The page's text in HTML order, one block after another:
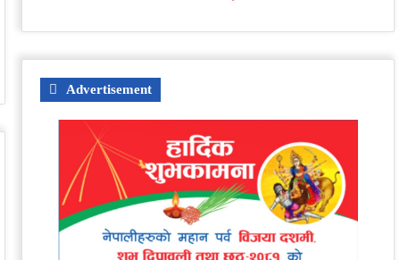
Advertisement